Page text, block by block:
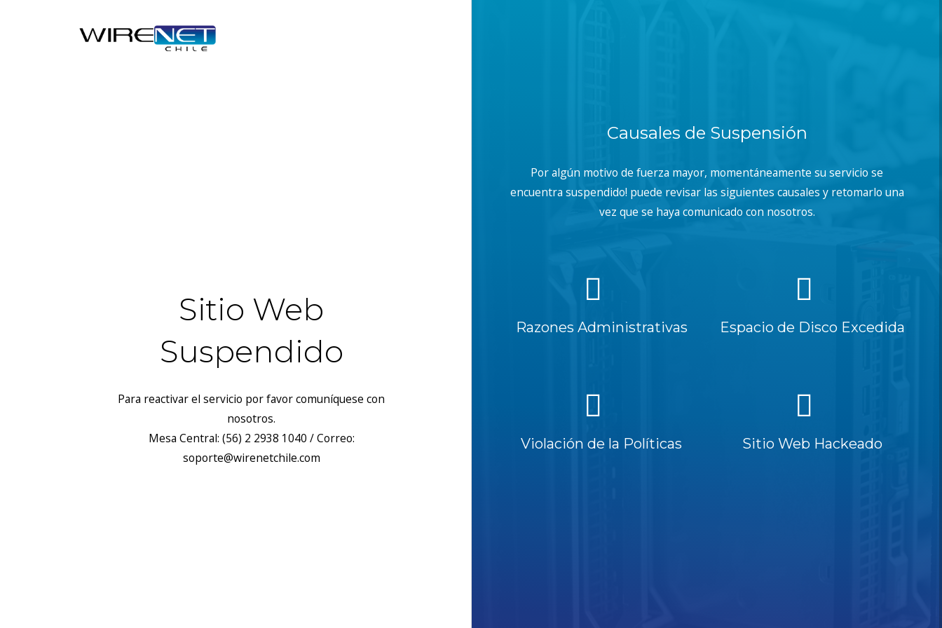
Sitio Web
Suspendido
Para reactivar el servicio por favor comuníquese con
nosotros.
Mesa Central: (56) 2 2938 1040 / Correo:
soporte@wirenetchile.com
Causales de Suspensión
Por algún motivo de fuerza mayor, momentáneamente su servicio se
encuentra suspendido! puede revisar las siguientes causales y retomarlo una
vez que se haya comunicado con nosotros.
Razones Administrativas Espacio de Disco Excedida
Violación de la Políticas Sitio Web Hackeado